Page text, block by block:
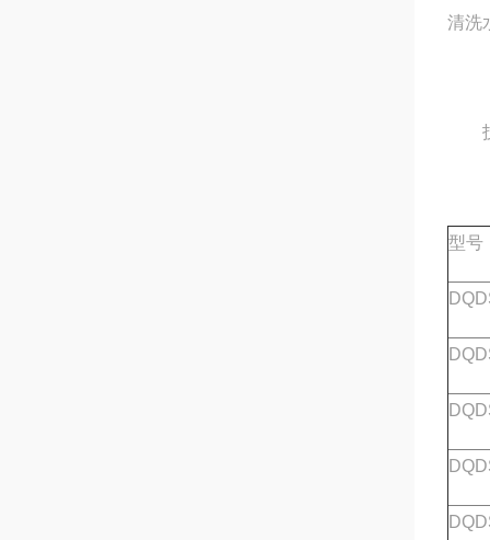
清洗
技
型号